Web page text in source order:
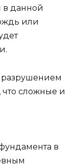
в данной
или
разрушением
что сложные и
в